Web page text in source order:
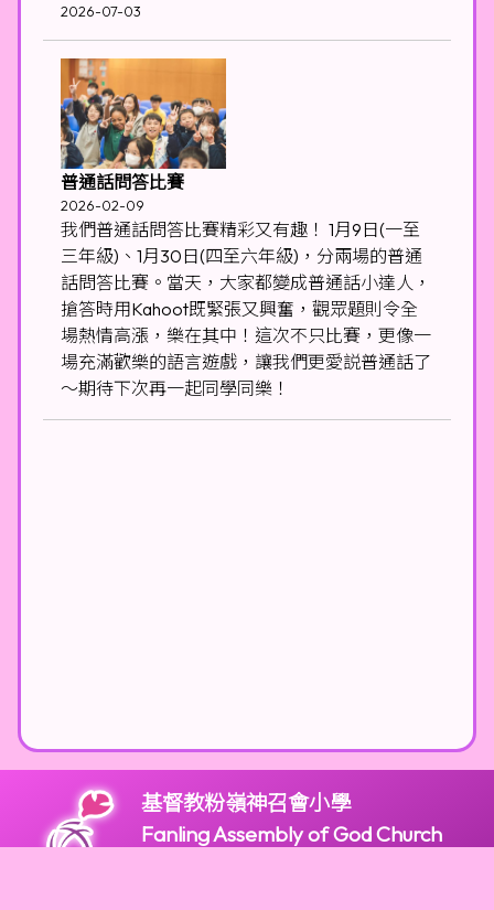
2026-07-03
普通話問答比賽
2026-02-09
我們普通話問答比賽精彩又有趣！ 1月9日(一至
三年級)、1月30日(四至六年級)，分兩場的普通
話問答比賽。當天，大家都變成普通話小達人，
搶答時用Kahoot既緊張又興奮，觀眾題則令全
場熱情高漲，樂在其中！這次不只比賽，更像一
場充滿歡樂的語言遊戲，讓我們更愛説普通話了
～期待下次再一起同學同樂！
基督教粉嶺神召會小學
Fanling Assembly of God Church